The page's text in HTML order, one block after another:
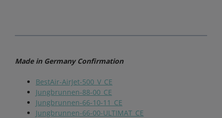
Made in Germany Confirmation
BestAir-AirJet-500_V_CE
Jungbrunnen-88-00_CE
Jungbrunnen-66-10-11_CE
Jungbrunnen-66-00-ULTIMAT_CE